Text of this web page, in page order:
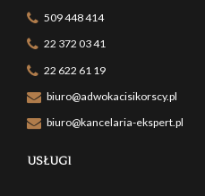
509 448 414
22 372 03 41
22 622 61 19
biuro@adwokacisikorscy.pl
biuro@kancelaria-ekspert.pl
USŁUGI